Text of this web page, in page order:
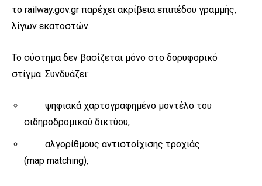
το railway.gov.gr παρέχει ακρίβεια επιπέδου γραμμής,
λίγων εκατοστών.
Το σύστημα δεν βασίζεται μόνο στο δορυφορικό
στίγμα. Συνδυάζει:
ψηφιακά χαρτογραφημένο μοντέλο του
σιδηροδρομικού δικτύου,
αλγορίθμους αντιστοίχισης τροχιάς
(map matching),